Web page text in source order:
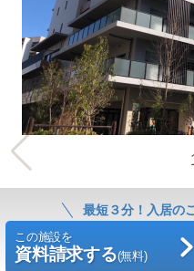
最短３分！入居の
この施設を
資料請求する(無料)